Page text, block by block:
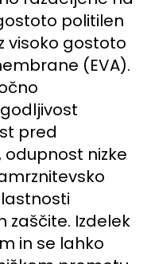
politilen
visoko gostoto
(EVA).
pred
nizke
zaščite. Izdelek
in se lahko